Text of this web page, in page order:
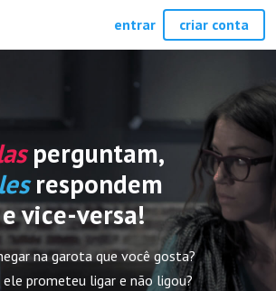
perguntam,
respondem
e vice-versa!
na garota que você gosta?
ele prometeu ligar e não ligou?
entrar criar conta